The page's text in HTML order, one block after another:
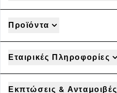
Προϊόντα
Εταιρικές Πληροφορίες
Εκπτώσεις & Ανταμοιβές